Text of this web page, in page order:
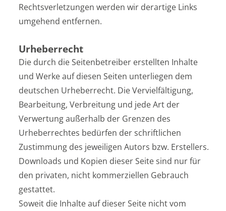
Rechtsverletzungen werden wir derartige Links
umgehend entfernen.
Urheberrecht
Die durch die Seitenbetreiber erstellten Inhalte
und Werke auf diesen Seiten unterliegen dem
deutschen Urheberrecht. Die Vervielfältigung,
Bearbeitung, Verbreitung und jede Art der
Verwertung außerhalb der Grenzen des
Urheberrechtes bedürfen der schriftlichen
Zustimmung des jeweiligen Autors bzw. Erstellers.
Downloads und Kopien dieser Seite sind nur für
den privaten, nicht kommerziellen Gebrauch
gestattet.
Soweit die Inhalte auf dieser Seite nicht vom